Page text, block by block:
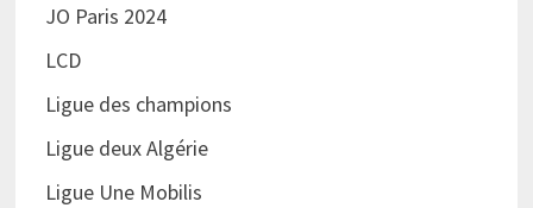
JO Paris 2024
LCD
Ligue des champions
Ligue deux Algérie
Ligue Une Mobilis